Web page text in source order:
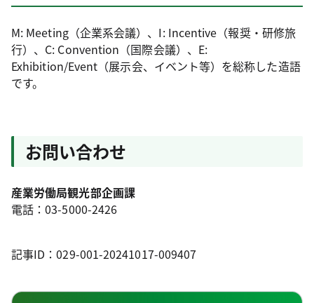
M: Meeting（企業系会議）、I: Incentive（報奨・研修旅
行）、C: Convention（国際会議）、E:
Exhibition/Event（展示会、イベント等）を総称した造語
です。
お問い合わせ
産業労働局観光部企画課
電話：03-5000-2426
記事ID：029-001-20241017-009407